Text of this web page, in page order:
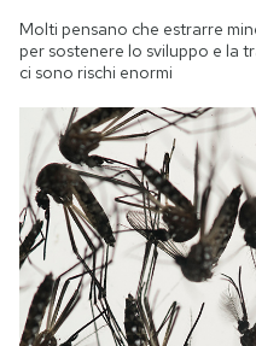
Molti pensano che estrarre
per sostenere lo sviluppo e la
ci sono rischi enormi